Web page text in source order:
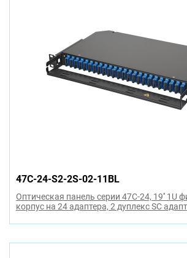
47C-24-S2-2S-02-11BL
Оптическая панель серии 47C-24, 19'' 1U
корпус на 24 адаптера, 2 дуплекс SC